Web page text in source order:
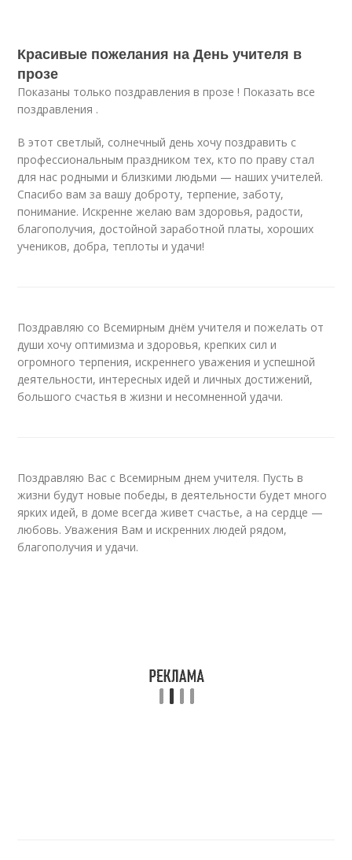
Красивые пожелания на День учителя в
прозе
Показаны только поздравления в прозе ! Показать все
поздравления .
В этот светлый, солнечный день хочу поздравить с
профессиональным праздником тех, кто по праву стал
для нас родными и близкими людьми — наших учителей.
Спасибо вам за вашу доброту, терпение, заботу,
понимание. Искренне желаю вам здоровья, радости,
благополучия, достойной заработной платы, хороших
учеников, добра, теплоты и удачи!
Поздравляю со Всемирным днём учителя и пожелать от
души хочу оптимизма и здоровья, крепких сил и
огромного терпения, искреннего уважения и успешной
деятельности, интересных идей и личных достижений,
большого счастья в жизни и несомненной удачи.
Поздравляю Вас с Всемирным днем учителя. Пусть в
жизни будут новые победы, в деятельности будет много
ярких идей, в доме всегда живет счастье, а на сердце —
любовь. Уважения Вам и искренних людей рядом,
благополучия и удачи.